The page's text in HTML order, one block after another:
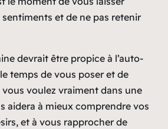
et de ne pas retenir
devrait être propice à l’auto-
temps de vous poser et de
voulez vraiment dans une
aidera à mieux comprendre vos
et à vous rapprocher de